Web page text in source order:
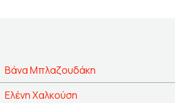
Βάνα Μπλαζουδάκη
Ελένη Χαλκούση